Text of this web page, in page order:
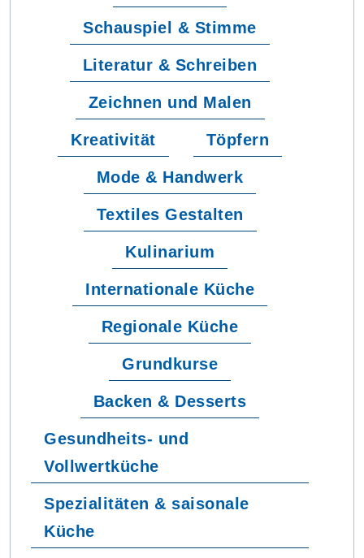
Schauspiel & Stimme
Literatur & Schreiben
Zeichnen und Malen
Kreativität Töpfern
Mode & Handwerk
Textiles Gestalten
Kulinarium
Internationale Küche
Regionale Küche
Grundkurse
Backen & Desserts
Gesundheits- und
Vollwertküche
Spezialitäten & saisonale
Küche